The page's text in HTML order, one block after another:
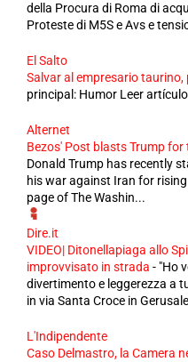
della Procura di Roma di
Proteste di M5S e Avs e
El Salto
Salvar al empresario
principal: Humor Leer
Alternet
Bezos' Post blasts Trump for
Donald Trump has recently
his war against Iran for
page of The Washin...
Dire.it
VIDEO| Ditonellapiaga allo
improvvisato in strada - "Ho
divertimento e leggerezza a
in via Santa Croce in
L'Indipendente
Caso Delmastro, la Camera